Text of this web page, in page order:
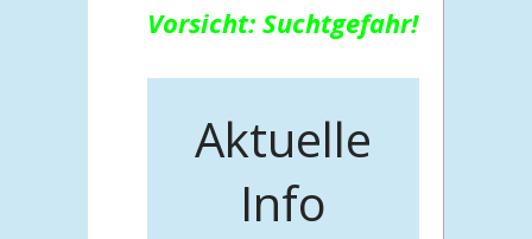
Vorsicht: Suchtgefahr!
Aktuelle
Info